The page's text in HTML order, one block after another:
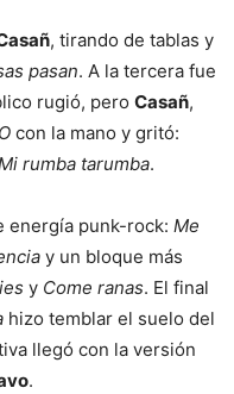
, tirando de tablas y
pasan. A la tercera fue
rugió, pero Casañ,
con la mano y gritó:
rumba tarumba.
energía punk-rock: Me
y un bloque más
y Come ranas. El final
hizo temblar el suelo del
llegó con la versión
.